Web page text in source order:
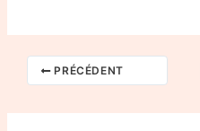
PRÉCÉDENT